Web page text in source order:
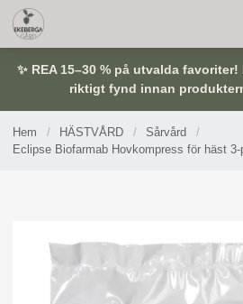
✨ REA 15–30 % på utvalda
riktigt fynd innan
Hem / HÄSTVÅRD / Sårvård
/
Eclipse Biofarmab Hovkompress för häst 3-